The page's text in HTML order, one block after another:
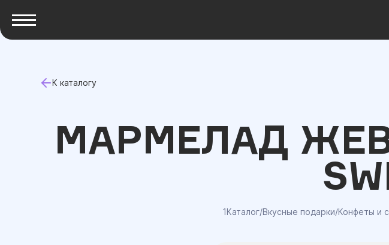
К каталогу
МАРМЕЛАД
1Каталог/Вкусные подарки/Конфеты и